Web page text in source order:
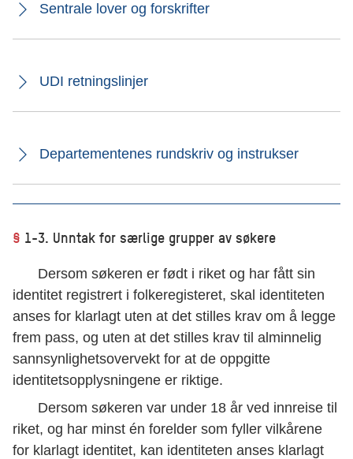
Sentrale lover og forskrifter
UDI retningslinjer
Departementenes rundskriv og instrukser
§ 1-3. Unntak for særlige grupper av søkere
Dersom søkeren er født i riket og har fått sin
identitet registrert i folkeregisteret, skal identiteten
anses for klarlagt uten at det stilles krav om å legge
frem pass, og uten at det stilles krav til alminnelig
sannsynlighetsovervekt for at de oppgitte
identitetsopplysningene er riktige.
Dersom søkeren var under 18 år ved innreise til
riket, og har minst én forelder som fyller vilkårene
for klarlagt identitet, kan identiteten anses klarlagt